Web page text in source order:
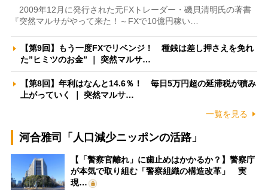
2009年12月に発行された元FXトレーダー・磯貝清明氏の著書
『突然マルサがやって来た！～FXで10億円稼い…
【第9回】もう一度FXでリベンジ！ 種銭は差し押さえを免れ
た”ヒミツのお金” ｜ 突然マルサ…
【第8回】年利はなんと14.6％！ 毎日5万円超の延滞税が積み
上がっていく ｜ 突然マルサ…
一覧を見る
河合雅司「人口減少ニッポンの活路」
【「警察官離れ」に歯止めはかかるか？】警察庁
が本気で取り組む「警察組織の構造改革」 実
現…